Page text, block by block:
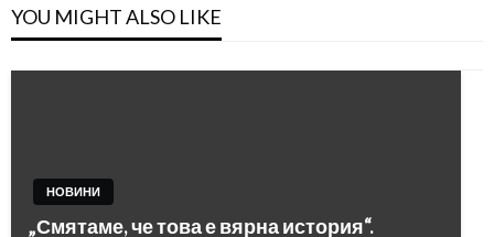
YOU MIGHT ALSO LIKE
НОВИНИ
„Смятаме, че това е вярна история“.